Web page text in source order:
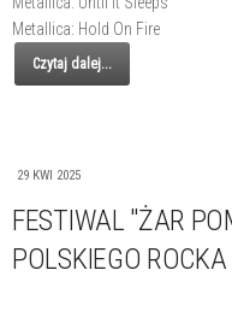
Metallica: Hold On Fire
Czytaj dalej...
29 KWI 2025
FESTIWAL "ŻAR
POLSKIEGO